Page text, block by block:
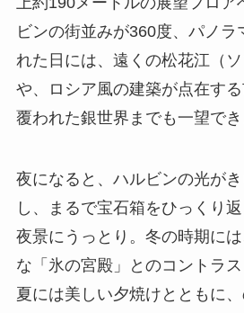
ビンの街並みが360度、パノ
れた日には、遠くの松花江（ソ
や、ロシア風の建築が点在す
覆われた銀世界までも一望でき
夜になると、ハルビンの光が
し、まるで宝石箱をひっくり
夜景にうっとり。冬の時期に
な「氷の宮殿」とのコントラス
夏には美しい夕焼けとともに